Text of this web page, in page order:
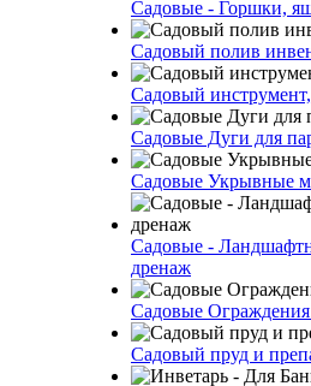
Садовые - Горшки,
Садовый полив
Садовый
Садовые Дуги для
Садовые Укрывные
Садовые -
дренаж
Садовые
Садовый пруд и